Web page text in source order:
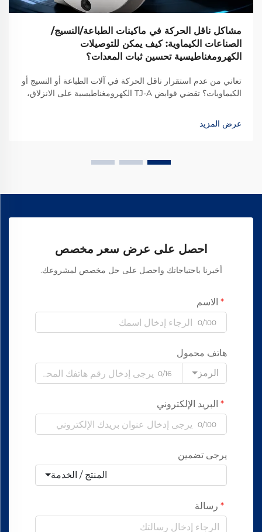
مشاكل ناقل الحركة في ماكينات الطباعة/النسيج/
الصناعات الكيماوية: كيف يمكن للتوصيلات
الكهرومغناطيسية تحسين ثبات المعدات؟
تعاني من عدم استقرار ناقل الحركة في آلات الطباعة أو النسيج أو
الكيماويات؟ تقضي قوابض TJ-A الكهرومغناطيسية على الانزلاق،
اكتشف كيف تحقق الشركات المصنعة الرائدة عالميًا موثوقية بنسبة
99.8٪ — طلب ورقة المواصفات اليوم.
عرض المزيد
احصل على عرض سعر مخصص
أخبرنا باحتياجاتك واحصل على حل مخصص لمشروعك.
الاسم
0/100
هاتف محمول
الرمز
0/16
البريد الإلكتروني
0/100
يرجى تضمين
المنتج / الخدمة
رسالة